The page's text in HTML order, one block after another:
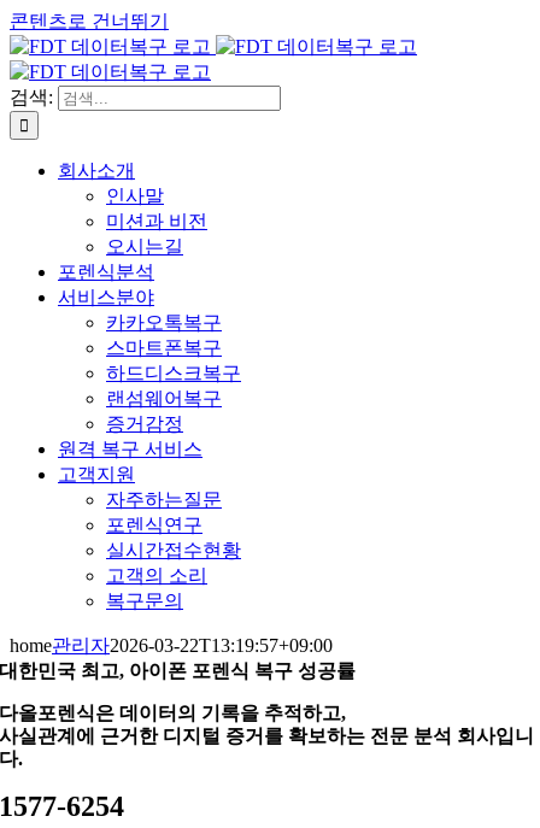
콘텐츠로 건너뛰기
검색:
회사소개
인사말
미션과 비전
오시는길
포렌식분석
서비스분야
카카오톡복구
스마트폰복구
하드디스크복구
랜섬웨어복구
증거감정
원격 복구 서비스
고객지원
자주하는질문
포렌식연구
실시간접수현황
고객의 소리
복구문의
home관리자2026-03-22T13:19:57+09:00
대한민국 최고, 아이폰 포렌식 복구 성공률
다올포렌식은 데이터의 기록을 추적하고,
사실관계에 근거한 디지털 증거를 확보하는 전문 분석 회사입니
다.
1577-6254